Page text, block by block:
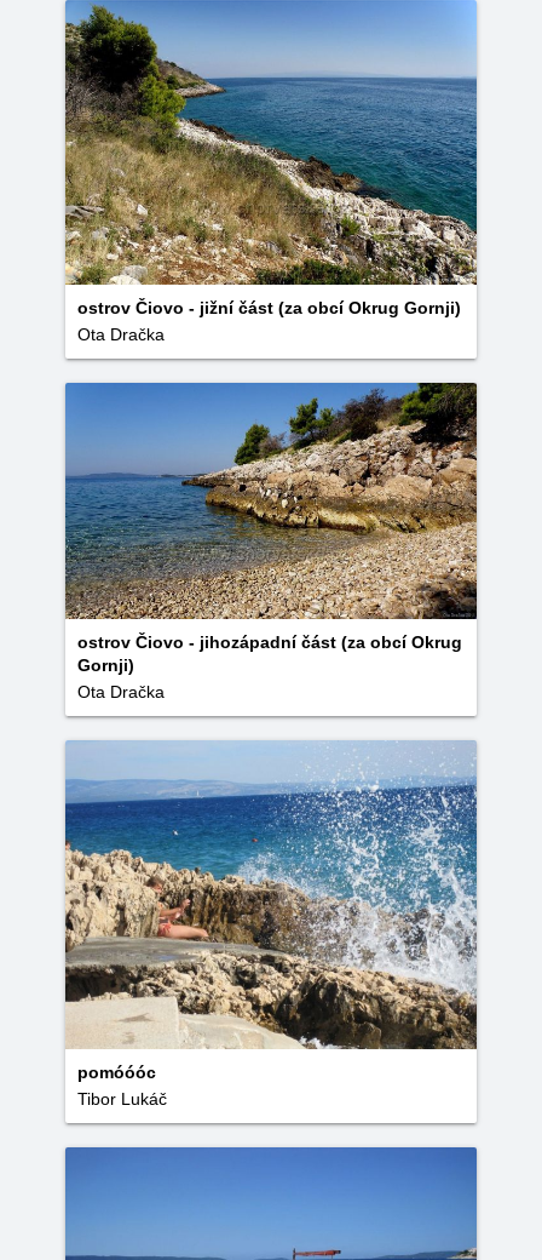
ostrov Čiovo - jižní část (za obcí Okrug Gornji)
Ota Dračka
ostrov Čiovo - jihozápadní část (za obcí Okrug
Gornji)
Ota Dračka
pomóóóc
Tibor Lukáč